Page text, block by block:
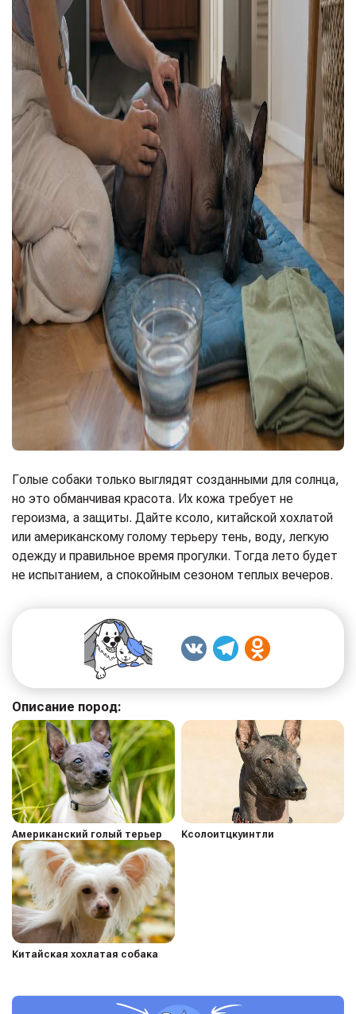
Голые собаки только выглядят созданными для солнца,
но это обманчивая красота. Их кожа требует не
героизма, а защиты. Дайте ксоло, китайской хохлатой
или американскому голому терьеру тень, воду, легкую
одежду и правильное время прогулки. Тогда лето будет
не испытанием, а спокойным сезоном теплых вечеров.
Описание пород:
Американский голый терьер Ксолоитцкуинтли
Китайская хохлатая собака